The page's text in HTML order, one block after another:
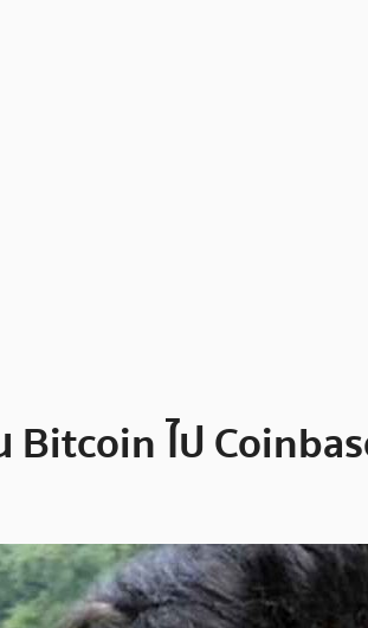
Bitcoin ไป